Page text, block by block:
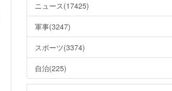
ニュース(17425)
軍事(3247)
スポーツ(3374)
自治(225)